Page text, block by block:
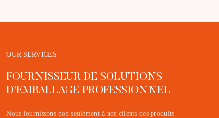
OUR SERVICES
FOURNISSEUR DE SOLUTIONS
D'EMBALLAGE PROFESSIONNEL
Nous fournissons non seulement à nos clients des produits